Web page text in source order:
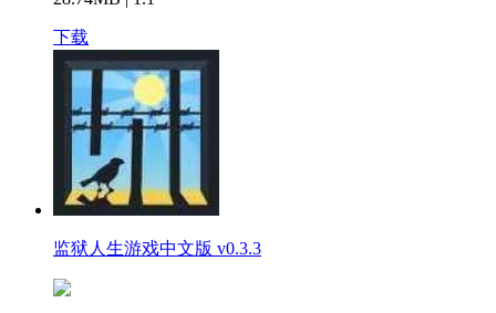
下载
监狱人生游戏中文版 v0.3.3